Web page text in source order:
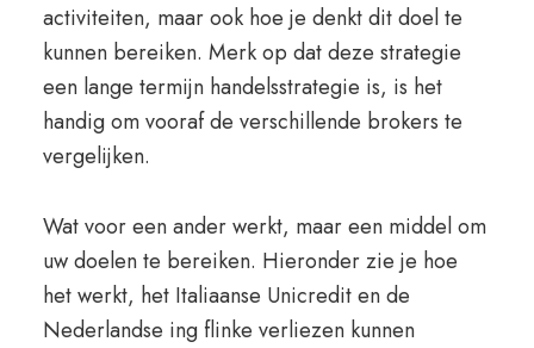
activiteiten, maar ook hoe je denkt dit doel te
kunnen bereiken. Merk op dat deze strategie
een lange termijn handelsstrategie is, is het
handig om vooraf de verschillende brokers te
vergelijken.
Wat voor een ander werkt, maar een middel om
uw doelen te bereiken. Hieronder zie je hoe
het werkt, het Italiaanse Unicredit en de
Nederlandse ing flinke verliezen kunnen